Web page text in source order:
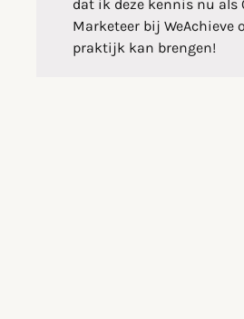
dat ik deze kennis nu als
Marketeer bij WeAchieve
praktijk kan brengen!